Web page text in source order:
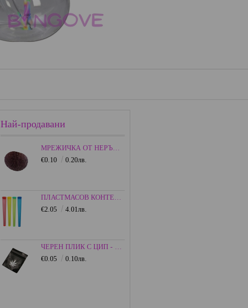
Най-продавани
МРЕЖИЧКА ОТ НЕРЪЖДАЕМА СТОМАНА - 15ММ.
€0.10
0.20лв.
ПЛАСТМАСОВ КОНТЕЙНЕР С КАПАЧКА - ЦВЕТЕН
€2.05
4.01лв.
ЧЕРЕН ПЛИК С ЦИП - НЕПРОЗРАЧЕН
€0.05
0.10лв.